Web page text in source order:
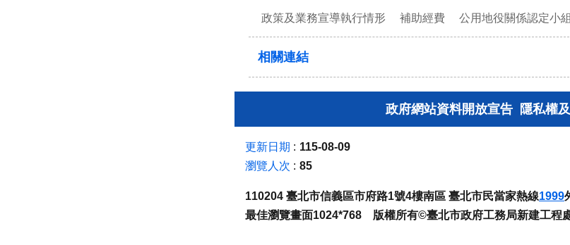
政策及業務宣導執行情形 補助經費 公用地役關係認定小組
相關連結
政府網站資料開放宣告 隱私權
更新日期
115-08-09
瀏覽人次
85
110204 臺北市信義區市府路1號4樓南區 臺北市民當家熱線1999
最佳瀏覽畫面1024*768 版權所有©臺北市政府工務局新建工程